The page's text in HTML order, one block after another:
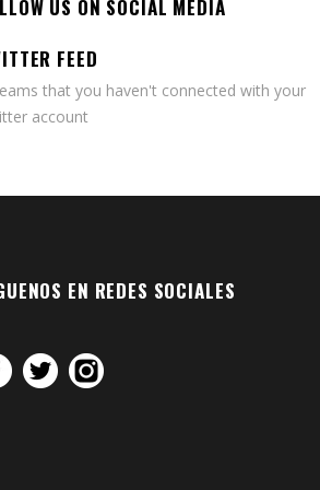
US ON SOCIAL MEDIA
FEED
that you haven't connected with your
account
EN REDES SOCIALES